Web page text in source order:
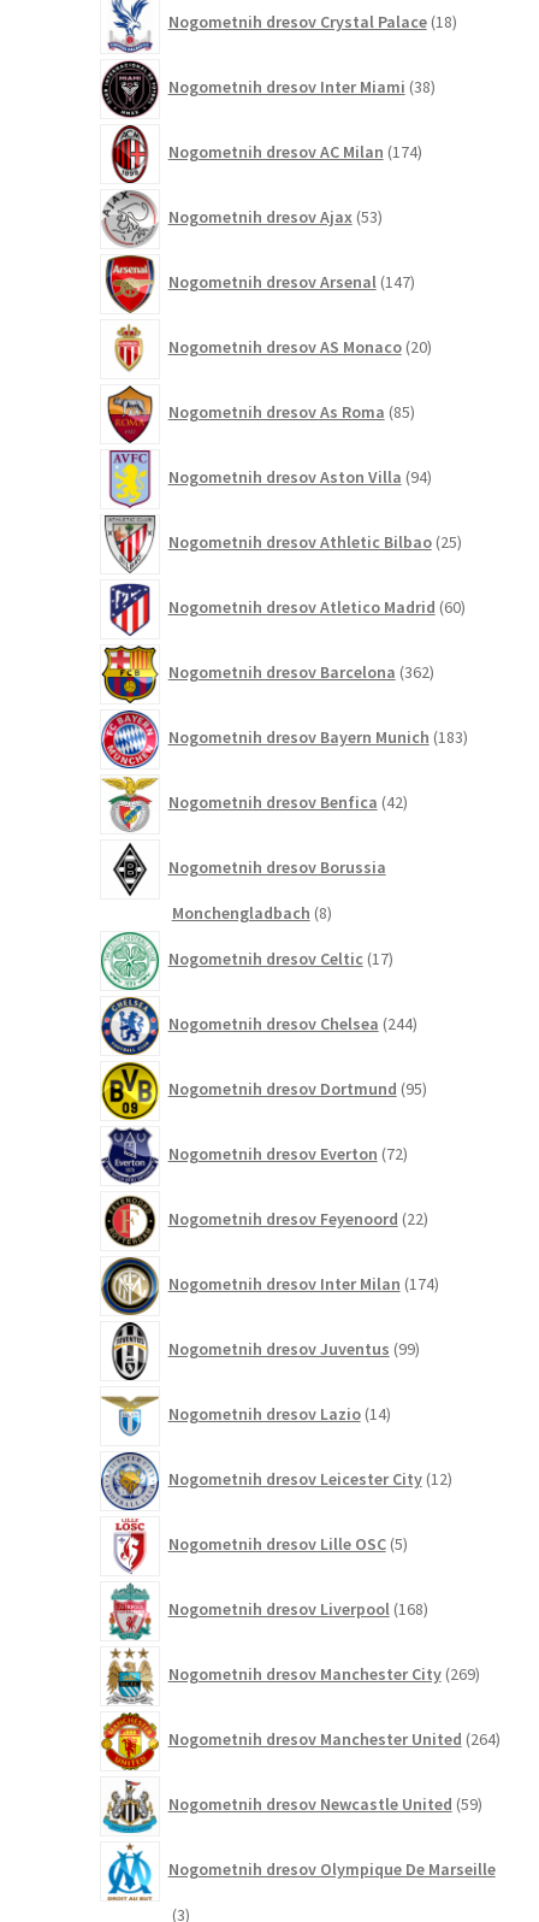
Nogometnih dresov Crystal Palace 18izdelkov
Nogometnih dresov Inter Miami 38izdelkov
Nogometnih dresov AC Milan 174izdelkov
Nogometnih dresov Ajax 53izdelkov
Nogometnih dresov Arsenal 147izdelkov
Nogometnih dresov AS Monaco 20izdelkov
Nogometnih dresov As Roma 85izdelkov
Nogometnih dresov Aston Villa 94izdelkov
Nogometnih dresov Athletic Bilbao 25izdelkov
Nogometnih dresov Atletico Madrid 60izdelkov
Nogometnih dresov Barcelona 362izdelkov
Nogometnih dresov Bayern Munich 183izdelkov
Nogometnih dresov Benfica 42izdelkov
Nogometnih dresov Borussia
Monchengladbach 88
Nogometnih dresov Celtic 17izdelkov
Nogometnih dresov Chelsea 244izdelkov
Nogometnih dresov Dortmund 95izdelkov
Nogometnih dresov Everton 72izdelkov
Nogometnih dresov Feyenoord 22izdelkov
Nogometnih dresov Inter Milan 174izdelkov
Nogometnih dresov Juventus 99izdelkov
Nogometnih dresov Lazio 14izdelkov
Nogometnih dresov Leicester City 12izdelkov
Nogometnih dresov Lille OSC 5izdelkov
Nogometnih dresov Liverpool 168izdelkov
Nogometnih dresov Manchester City 269izdelkov
Nogometnih dresov Manchester United 264
Nogometnih dresov Newcastle United 59izdelkov
Nogometnih dresov Olympique De Marseille
33